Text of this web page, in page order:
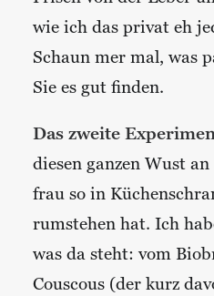
wie ich das privat eh
Schaun mer mal, was
Sie es gut finden.
Das zweite
diesen ganzen Wust
frau so in
rumstehen hat. Ich
was da steht: vom
Couscous (der kurz